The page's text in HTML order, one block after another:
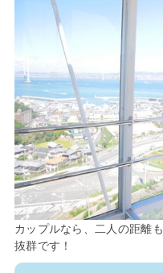
カップルなら、二人の距離
抜群です！